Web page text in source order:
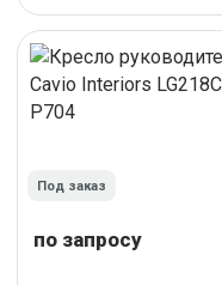
Под заказ
по запросу